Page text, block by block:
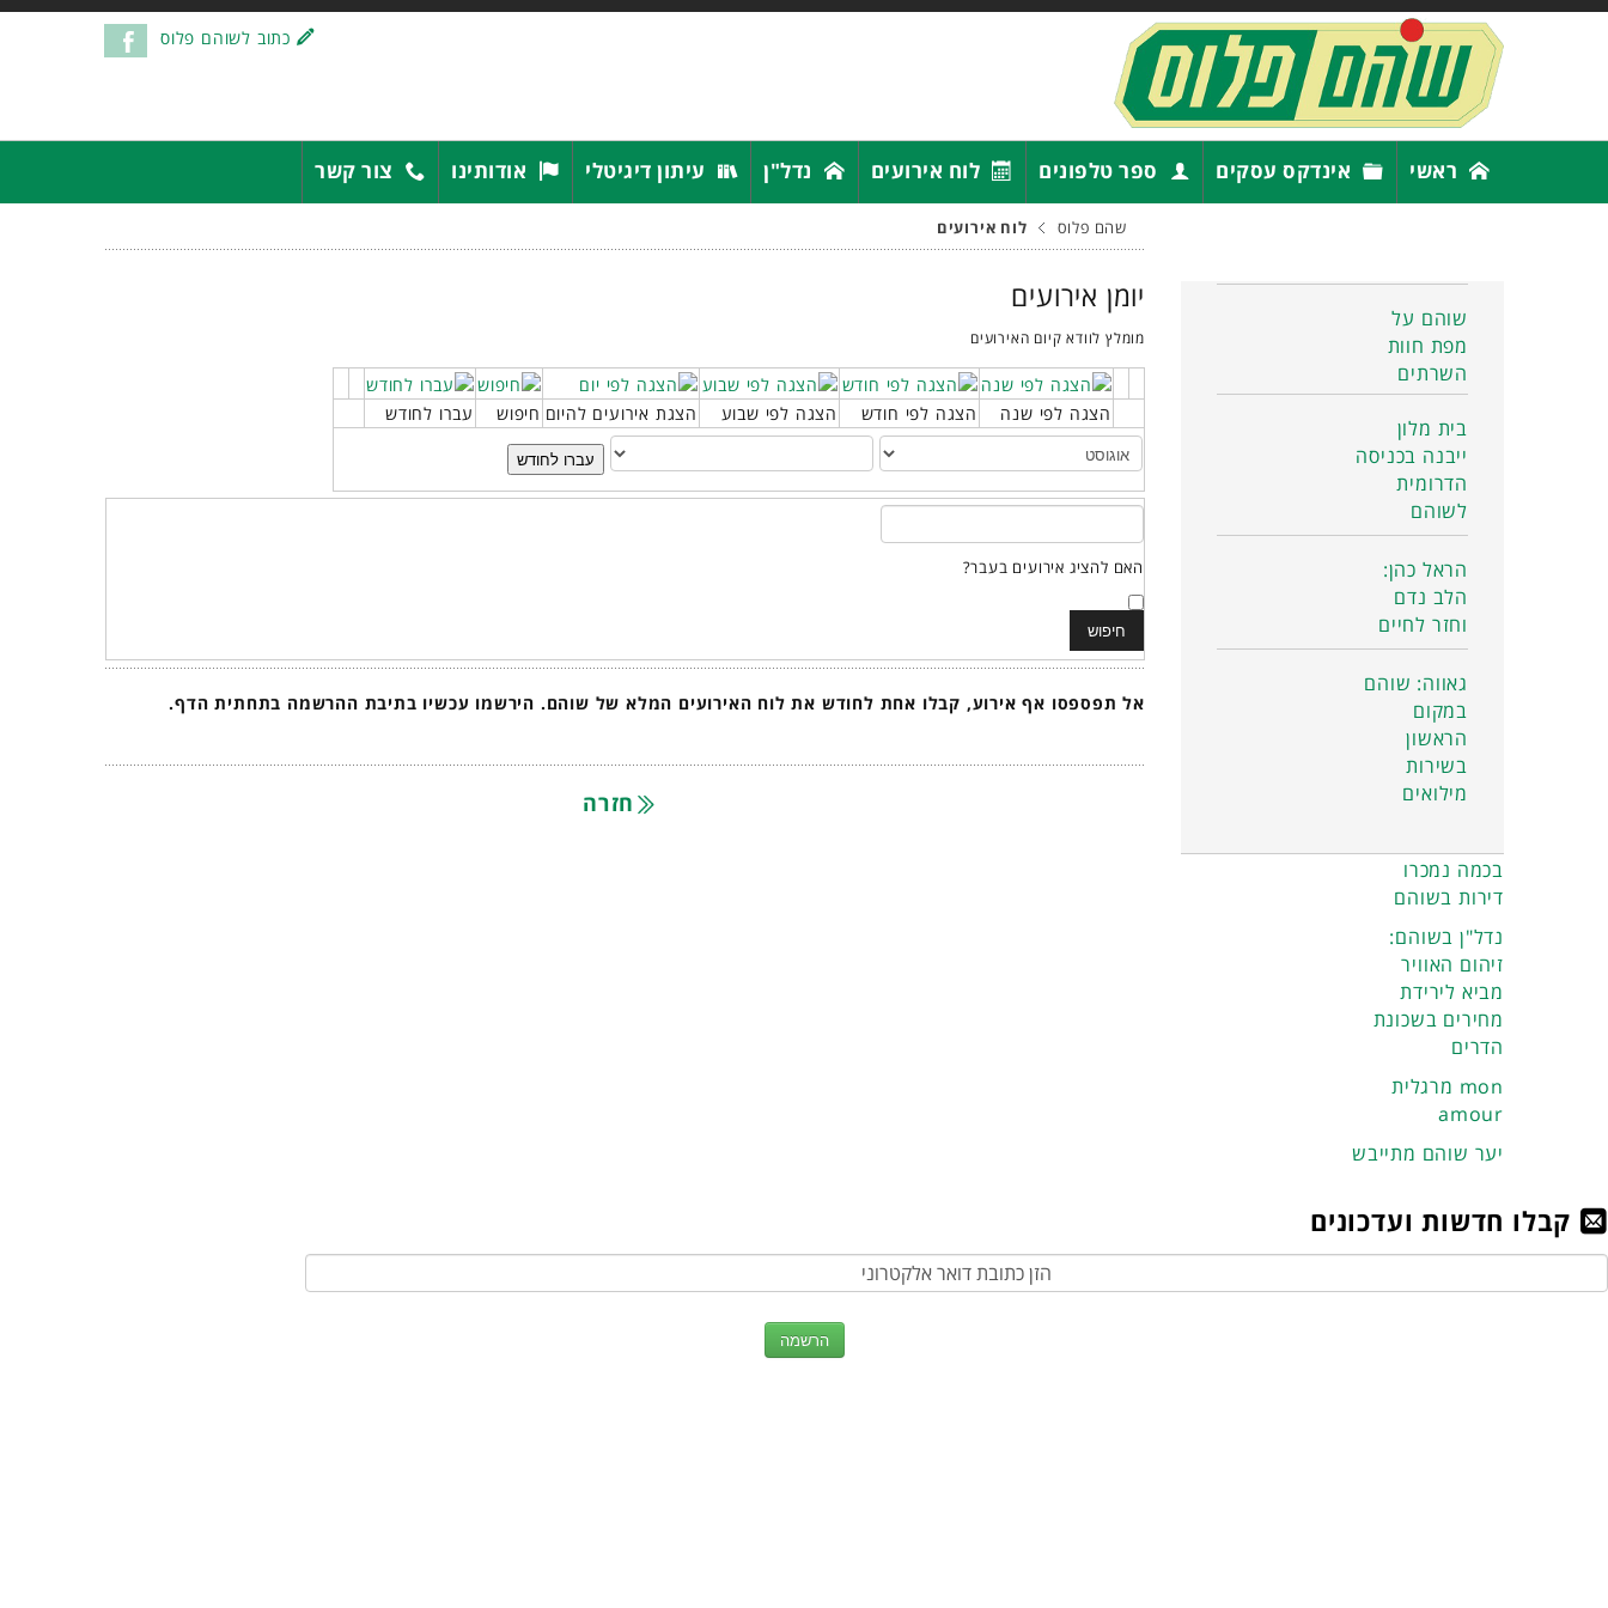
כתוב לשוהם פלוס
ראשי אינדקס עסקים ספר טלפונים לוח אירועים נדל"ן עיתון דיגיטלי אודותינו צור קשר
שהם פלוס לוח אירועים
יומן אירועים
מומלץ לוודא קיום האירועים
הצגה לפי שנה הצגה לפי חודש הצגה לפי שבוע הצגת אירועים להיום חיפוש
עברו לחודש
עברו לחודש
האם להציג אירועים בעבר?
אל תפספסו אף אירוע, קבלו אחת לחודש את לוח האירועים המלא של שוהם. הירשמו עכשיו בתיבת ההרשמה בתחתית הדף.
חזרה
שוהם על
מפת חוות
השרתים
בית מלון
ייבנה בכניסה
הדרומית
לשוהם
הראל כהן:
הלב נדם
וחזר לחיים
גאווה: שוהם
במקום
הראשון
בשירות
מילואים
בכמה נמכרו
דירות בשוהם
נדל"ן בשוהם:
זיהום האוויר
מביא לירידת
מחירים בשכונת
הדרים
מרגלית mon
amour
יער שוהם מתייבש
קבלו חדשות ועדכונים